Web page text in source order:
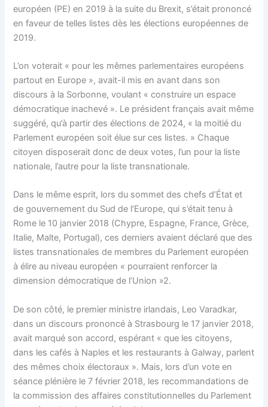
européen (PE) en 2019 à la suite du Brexit, s’était prononcé
en faveur de telles listes dès les élections européennes de
2019.
L’on voterait « pour les mêmes parlementaires européens
partout en Europe », avait-il mis en avant dans son
discours à la Sorbonne, voulant « construire un espace
démocratique inachevé ». Le président français avait même
suggéré, qu’à partir des élections de 2024, « la moitié du
Parlement européen soit élue sur ces listes. » Chaque
citoyen disposerait donc de deux votes, l’un pour la liste
nationale, l’autre pour la liste transnationale.
Dans le même esprit, lors du sommet des chefs d’État et
de gouvernement du Sud de l’Europe, qui s’était tenu à
Rome le 10 janvier 2018 (Chypre, Espagne, France, Grèce,
Italie, Malte, Portugal), ces derniers avaient déclaré que des
listes transnationales de membres du Parlement européen
à élire au niveau européen « pourraient renforcer la
dimension démocratique de l’Union »2.
De son côté, le premier ministre irlandais, Leo Varadkar,
dans un discours prononcé à Strasbourg le 17 janvier 2018,
avait marqué son accord, espérant « que les citoyens,
dans les cafés à Naples et les restaurants à Galway, parlent
des mêmes choix électoraux ». Mais, lors d’un vote en
séance plénière le 7 février 2018, les recommandations de
la commission des affaires constitutionnelles du Parlement